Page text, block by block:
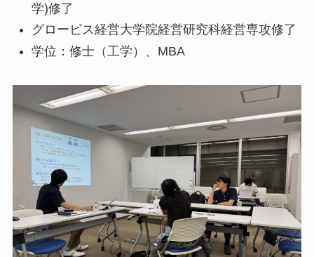
学)修了
グロービス経営大学院経営研究科経営専攻修了
学位：修士（工学）、MBA